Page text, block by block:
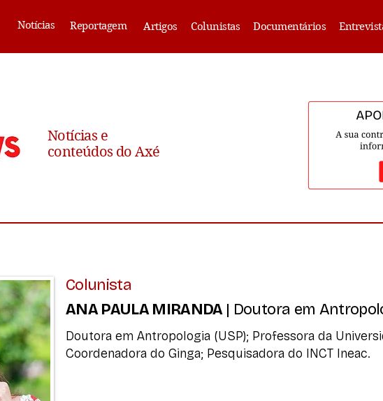
Notícias Reportagem Artigos Colunistas Documentários
Notícias e
conteúdos do Axé
Colunista
ANA PAULA MIRANDA | Doutora em
Doutora em Antropologia (USP); Professora da
Coordenadora do Ginga; Pesquisadora do INCT Ineac.